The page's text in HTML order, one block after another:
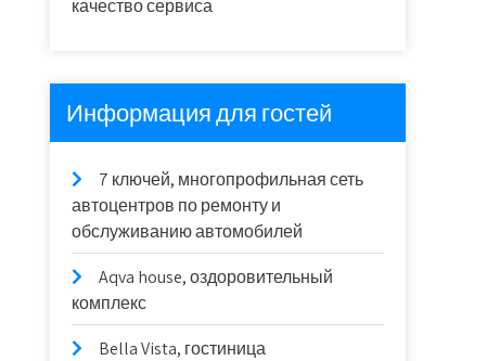
качество сервиса
Информация для гостей
7 ключей, многопрофильная сеть
автоцентров по ремонту и
обслуживанию автомобилей
Aqva house, оздоровительный
комплекс
Bella Vista, гостиница